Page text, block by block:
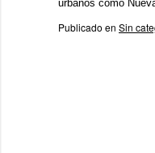
urbanos como
Publicado en Sin